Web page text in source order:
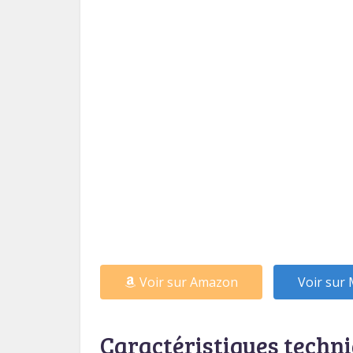
Voir sur Amazon Voir sur
Caractéristiques